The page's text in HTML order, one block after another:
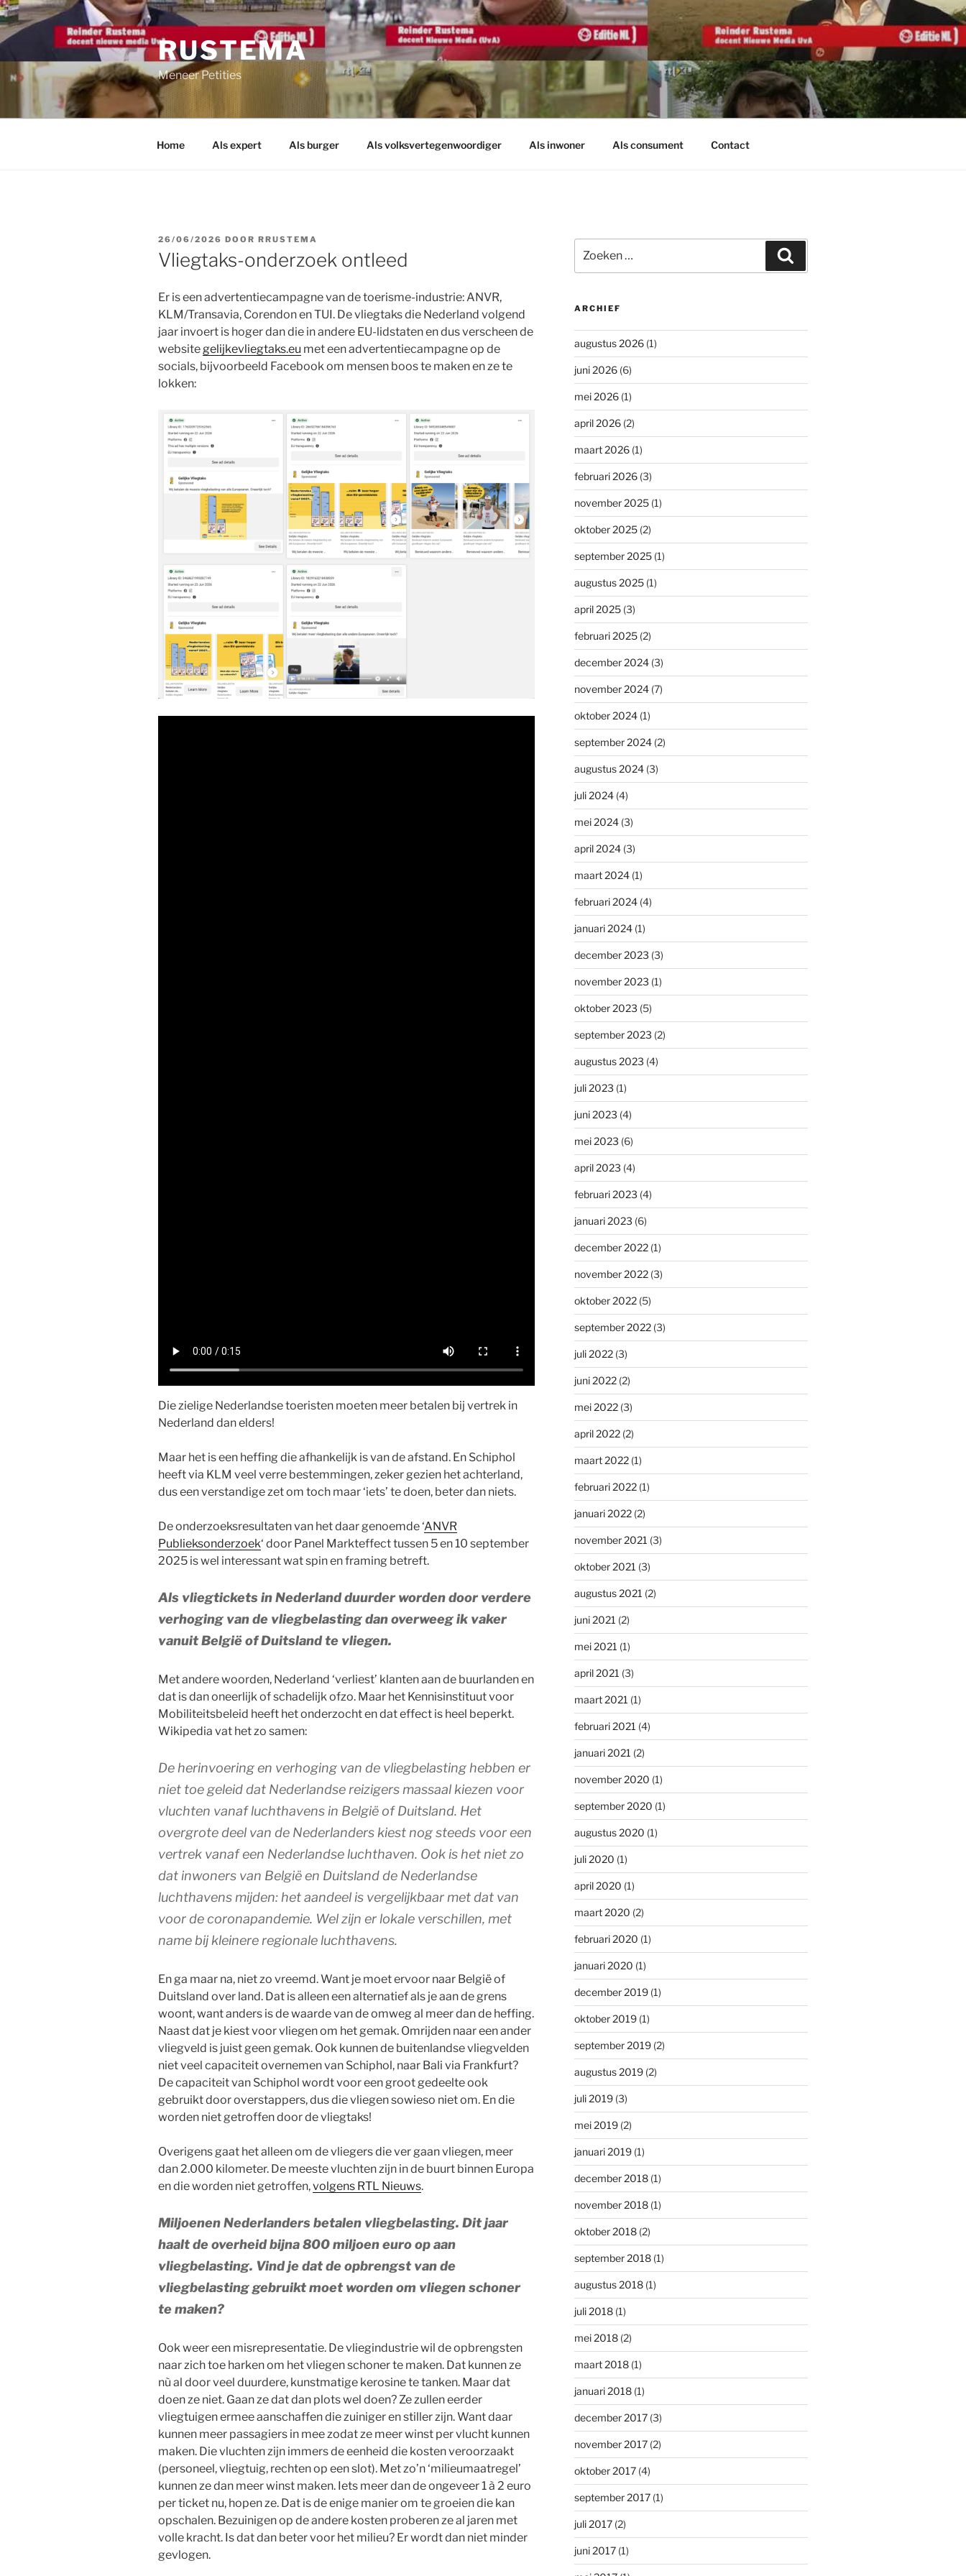
Ga
naar
de
inhoud
RUSTEMA
Meneer Petities
Home Als expert Als burger Als volksvertegenwoordiger Als inwoner Als consument Contact
GEPLAATST
OP
26/06/2026 DOOR RRUSTEMA
Vliegtaks-onderzoek ontleed
Er is een advertentiecampagne van de toerisme-industrie: ANVR,
KLM/Transavia, Corendon en TUI. De vliegtaks die Nederland volgend
jaar invoert is hoger dan die in andere EU-lidstaten en dus verscheen de
websitegelijkevliegtaks.eu met een advertentiecampagne op de
socials, bijvoorbeeld Facebook om mensen boos te maken en ze te
lokken:
Die zielige Nederlandse toeristen moeten meer betalen bij vertrek in
Nederland dan elders!
Maar het is een heffing die afhankelijk is van de afstand. En Schiphol
heeft via KLM veel verre bestemmingen, zeker gezien het achterland,
dus een verstandige zet om toch maar ‘iets’ te doen, beter dan niets.
De onderzoeksresultaten van het daar genoemde ‘ANVR
Publieksonderzoek‘ door Panel Markteffect tussen 5 en 10 september
2025 is wel interessant wat spin en framing betreft.
Als vliegtickets in Nederland duurder worden door verdere
verhoging van de vliegbelasting dan overweeg ik vaker
vanuit België of Duitsland te vliegen.
Met andere woorden, Nederland ‘verliest’ klanten aan de buurlanden en
dat is dan oneerlijk of schadelijk ofzo. Maar het Kennisinstituut voor
Mobiliteitsbeleid heeft het onderzocht en dat effect is heel beperkt.
Wikipedia vat het zo samen:
De herinvoering en verhoging van de vliegbelasting hebben er
niet toe geleid dat Nederlandse reizigers massaal kiezen voor
vluchten vanaf luchthavens in België of Duitsland. Het
overgrote deel van de Nederlanders kiest nog steeds voor een
vertrek vanaf een Nederlandse luchthaven. Ook is het niet zo
dat inwoners van België en Duitsland de Nederlandse
luchthavens mijden: het aandeel is vergelijkbaar met dat van
voor de coronapandemie. Wel zijn er lokale verschillen, met
name bij kleinere regionale luchthavens.
En ga maar na, niet zo vreemd. Want je moet ervoor naar België of
Duitsland over land. Dat is alleen een alternatief als je aan de grens
woont, want anders is de waarde van de omweg al meer dan de heffing.
Naast dat je kiest voor vliegen om het gemak. Omrijden naar een ander
vliegveld is juist geen gemak. Ook kunnen de buitenlandse vliegvelden
niet veel capaciteit overnemen van Schiphol, naar Bali via Frankfurt?
De capaciteit van Schiphol wordt voor een groot gedeelte ook
gebruikt door overstappers, dus die vliegen sowieso niet om. En die
worden niet getroffen door de vliegtaks!
Overigens gaat het alleen om de vliegers die ver gaan vliegen, meer
dan 2.000 kilometer. De meeste vluchten zijn in de buurt binnen Europa
en die worden niet getroffen,volgens RTL Nieuws.
Miljoenen Nederlanders betalen vliegbelasting. Dit jaar
haalt de overheid bijna 800 miljoen euro op aan
vliegbelasting. Vind je dat de opbrengst van de
vliegbelasting gebruikt moet worden om vliegen schoner
te maken?
Ook weer een misrepresentatie. De vliegindustrie wil de opbrengsten
naar zich toe harken om het vliegen schoner te maken. Dat kunnen ze
nù al door veel duurdere, kunstmatige kerosine te tanken. Maar dat
doen ze niet. Gaan ze dat dan plots wel doen? Ze zullen eerder
vliegtuigen ermee aanschaffen die zuiniger en stiller zijn. Want daar
kunnen meer passagiers in mee zodat ze meer winst per vlucht kunnen
maken. Die vluchten zijn immers de eenheid die kosten veroorzaakt
(personeel, vliegtuig, rechten op een slot). Met zo’n ‘milieumaatregel’
kunnen ze dan meer winst maken. Iets meer dan de ongeveer 1 à 2 euro
per ticket nu, hopen ze. Dat is de enige manier om te groeien die kan
opschalen. Bezuinigen op de andere kosten proberen ze al jaren met
volle kracht. Is dat dan beter voor het milieu? Er wordt dan niet minder
gevlogen.
naar:
ARCHIEF
augustus 2026(1)
juni 2026(6)
mei 2026(1)
april 2026(2)
maart 2026(1)
februari 2026(3)
november 2025(1)
oktober 2025(2)
september 2025(1)
augustus 2025(1)
april 2025(3)
februari 2025(2)
december 2024(3)
november 2024(7)
oktober 2024(1)
september 2024(2)
augustus 2024(3)
juli 2024(4)
mei 2024(3)
april 2024(3)
maart 2024(1)
februari 2024(4)
januari 2024(1)
december 2023 (3)
november 2023 (1)
oktober 2023 (5)
september 2023 (2)
augustus 2023 (4)
juli 2023 (1)
juni 2023 (4)
mei 2023 (6)
april 2023 (4)
februari 2023 (4)
januari 2023 (6)
december 2022(1)
november 2022(3)
oktober 2022(5)
september 2022(3)
juli 2022(3)
juni 2022(2)
mei 2022(3)
april 2022(2)
maart 2022(1)
februari 2022(1)
januari 2022(2)
november 2021 (3)
oktober 2021 (3)
augustus 2021 (2)
juni 2021 (2)
mei 2021 (1)
april 2021 (3)
maart 2021 (1)
februari 2021 (4)
januari 2021 (2)
november 2020 (1)
september 2020 (1)
augustus 2020 (1)
juli 2020 (1)
april 2020 (1)
maart 2020 (2)
februari 2020 (1)
januari 2020 (1)
december 2019(1)
oktober 2019(1)
september 2019(2)
augustus 2019(2)
juli 2019(3)
mei 2019(2)
januari 2019(1)
december 2018(1)
november 2018(1)
oktober 2018(2)
september 2018(1)
augustus 2018(1)
juli 2018(1)
mei 2018(2)
maart 2018(1)
januari 2018(1)
december 2017(3)
november 2017(2)
oktober 2017(4)
september 2017(1)
juli 2017(2)
juni 2017(1)